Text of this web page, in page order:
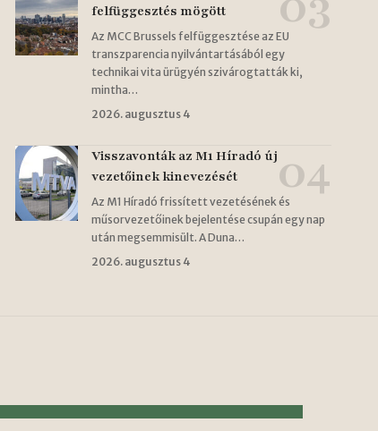
felfüggesztés mögött
Az MCC Brussels felfüggesztése az EU
transzparencia nyilvántartásából egy
technikai vita ürügyén szivárogtatták ki,
mintha…
2026. augusztus 4
Visszavonták az M1 Híradó új
vezetőinek kinevezését
Az M1 Híradó frissített vezetésének és
műsorvezetőinek bejelentése csupán egy nap
után megsemmisült. A Duna…
2026. augusztus 4